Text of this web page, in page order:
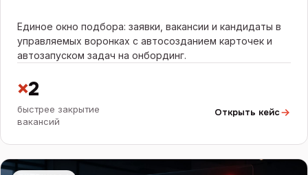
Единое окно подбора: заявки, вакансии и кандидаты в
управляемых воронках с автосозданием карточек и
автозапуском задач на онбординг.
×2
быстрее закрытие
вакансий
Открыть кейс